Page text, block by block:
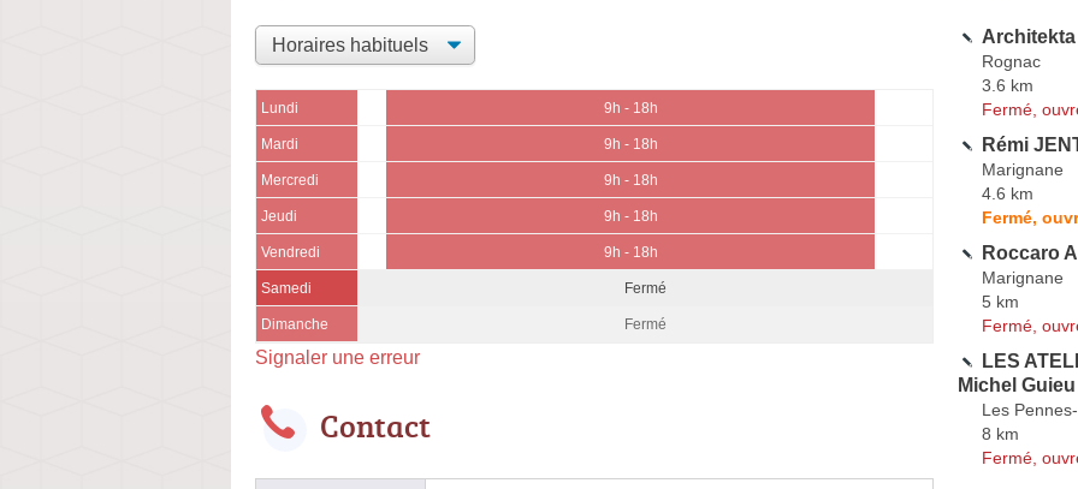
Lundi 9h - 18h
Mardi 9h - 18h
Mercredi 9h - 18h
Jeudi 9h - 18h
Vendredi 9h - 18h
Samedi Fermé
Dimanche Fermé
Signaler une erreur
Contact
Architekta
Rognac
3.6 km
Fermé,
Rémi
Marignane
4.6 km
Fermé,
Roccaro
Marignane
5 km
Fermé,
LES
Michel
Les
8 km
Fermé,